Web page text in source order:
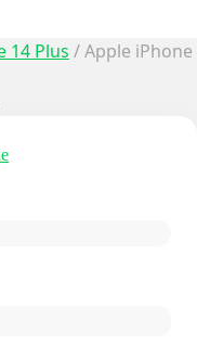
14 Plus /Apple iPhone